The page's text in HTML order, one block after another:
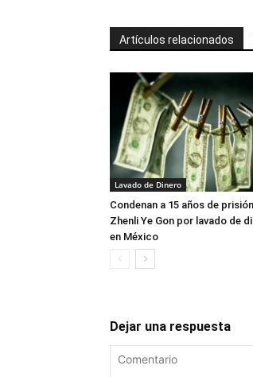
Artículos relacionados
Lavado de Dinero
Condenan a 15 años de
Zhenli Ye Gon por lavado de
en México
Dejar una respuesta